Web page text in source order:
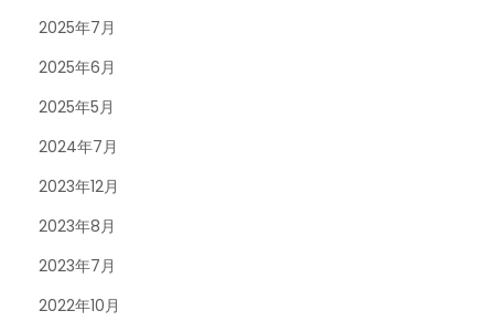
2025年7月
2025年6月
2025年5月
2024年7月
2023年12月
2023年8月
2023年7月
2022年10月